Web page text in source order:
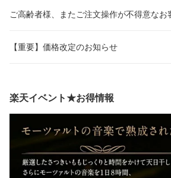
ご高齢者様、またご注文操作が不得意なお
【重要】価格改定のお知らせ
楽天イベント★お得情報